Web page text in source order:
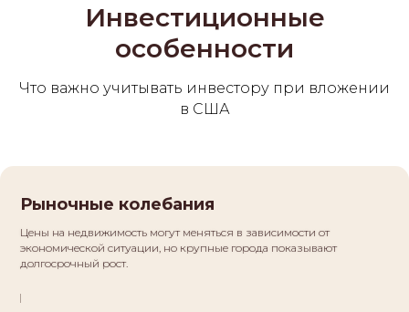
Инвестиционные
особенности
Что важно учитывать инвестору при вложении
в США
Рыночные колебания
Цены на недвижимость могут меняться в зависимости от
экономической ситуации, но крупные города показывают
долгосрочный рост.